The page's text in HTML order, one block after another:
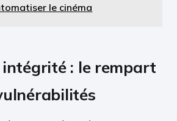
le cinéma
: le rempart